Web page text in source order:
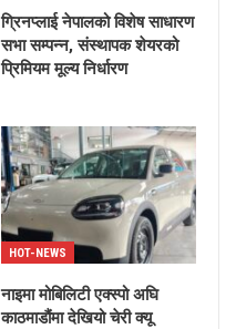
ग्रिनप्लाई नेपालको विशेष साधारण
सभा सम्पन्न, संस्थापक शेयरको
प्रिमियम मूल्य निर्धारण
HOT-NEWS
नाइमा मोबिलिटी एक्स्पो अघि
काठमाडौंमा देखियो चेरी क्यू